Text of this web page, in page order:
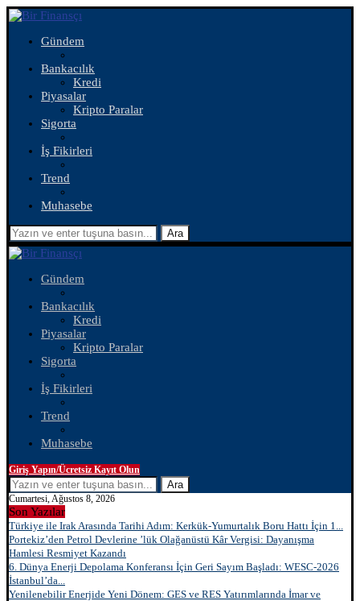
Gündem
Bankacılık
Kredi
Piyasalar
Kripto Paralar
Sigorta
İş Fikirleri
Trend
Muhasebe
Ara
Gündem
Bankacılık
Kredi
Piyasalar
Kripto Paralar
Sigorta
İş Fikirleri
Trend
Muhasebe
Giriş Yapın/Ücretsiz Kayıt Olun
Ara
Cumartesi, Ağustos 8, 2026
Son Yazılar
Türkiye ile Irak Arasında Tarihi Adım: Kerkük-Yumurtalık Boru Hattı İçin 1...
Portekiz’den Petrol Devlerine ’lük Olağanüstü Kâr Vergisi: Dayanışma
Hamlesi Resmiyet Kazandı
6. Dünya Enerji Depolama Konferansı İçin Geri Sayım Başladı: WESC-2026
İstanbul’da...
Yenilenebilir Enerjide Yeni Dönem: GES ve RES Yatırımlarında İmar ve